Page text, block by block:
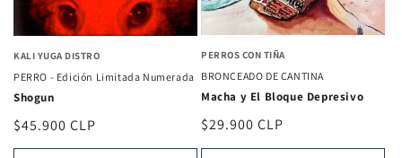
KALI YUGA DISTRO
PERRO - Edición Limitada Numerada
Shogun
Precio
habitual
$45.900 CLP
PERROS CON TIÑA
BRONCEADO DE CANTINA
Macha y El Bloque Depresivo
Precio
habitual
$29.900 CLP